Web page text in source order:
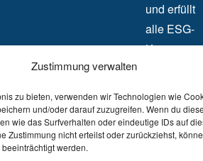
Zustimmung verwalten
zu bieten, verwenden wir Technologien wie
und/oder darauf zuzugreifen. Wenn du
wie das Surfverhalten oder eindeutige IDs auf
Zustimmung nicht erteilst oder zurückziehst,
werden.
und erfüllt
alle ESG-
Kriterien.